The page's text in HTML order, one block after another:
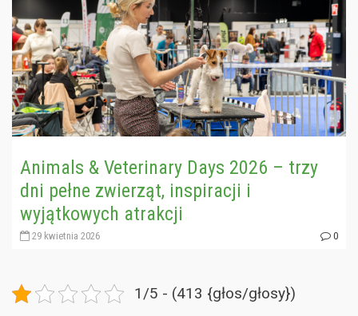
Animals & Veterinary Days 2026 – trzy
dni pełne zwierząt, inspiracji i
wyjątkowych atrakcji
29 kwietnia 2026 0
1/5 - (413 {głos/głosy})